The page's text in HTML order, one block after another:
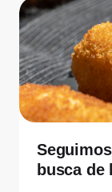
busca de